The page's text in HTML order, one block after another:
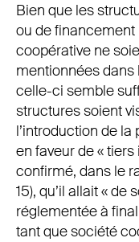
Bien que les
ou de
coopérative ne
mentionnées
celle-ci semble
structures soient
l’introduction de
en faveur de «
confirmé, dans le
15), qu’il allait «
réglementée à
tant que société